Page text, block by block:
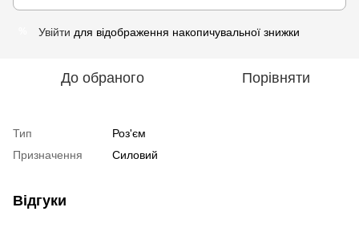
Увійти для відображення накопичувальної знижки
До обраного Порівняти
Тип
Роз'єм
Призначення
Силовий
Відгуки